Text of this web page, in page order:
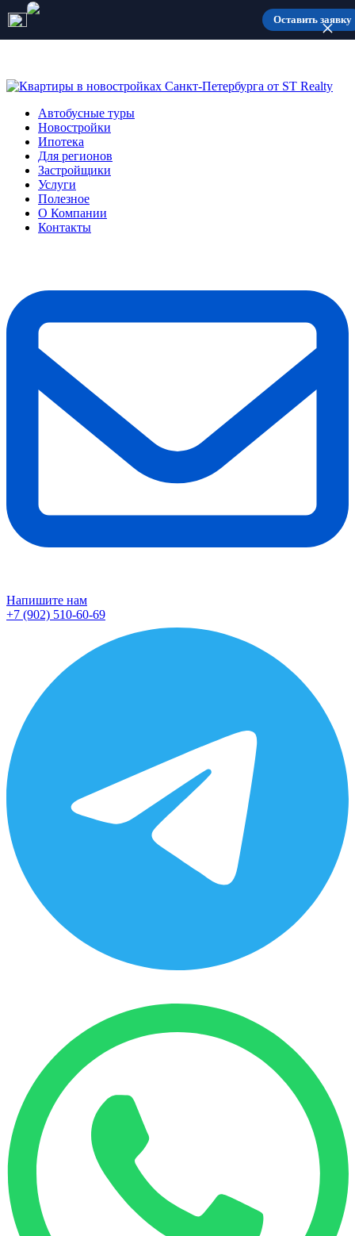
Количество мест ограничено
Автобусные туры
Новостройки
Ипотека
Для регионов
Застройщики
Услуги
Полезное
О Компании
Контакты
Напишите нам
+7 (902) 510-60-69
Оставить заявку